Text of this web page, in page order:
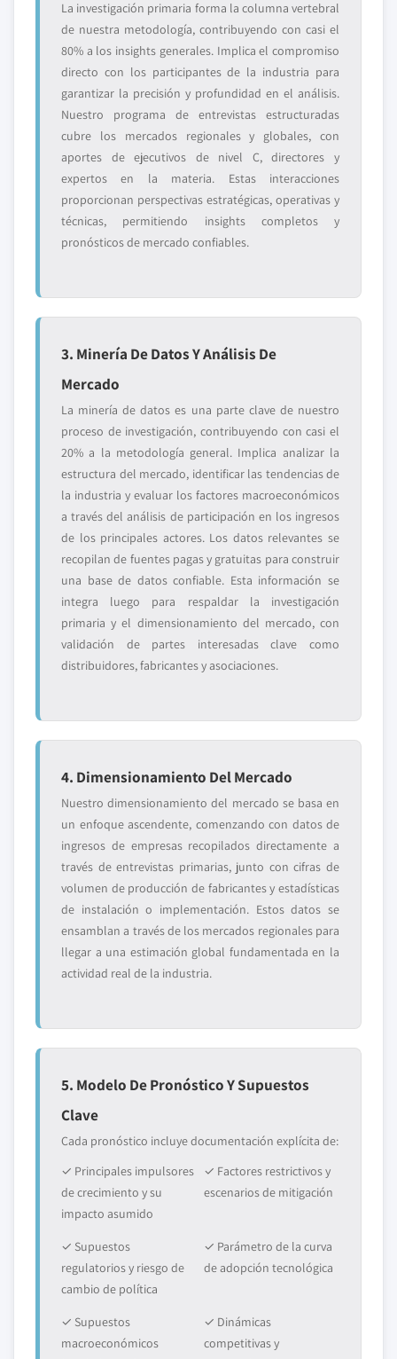
La investigación primaria forma la columna vertebral
de nuestra metodología, contribuyendo con casi el
80% a los insights generales. Implica el compromiso
directo con los participantes de la industria para
garantizar la precisión y profundidad en el análisis.
Nuestro programa de entrevistas estructuradas
cubre los mercados regionales y globales, con
aportes de ejecutivos de nivel C, directores y
expertos en la materia. Estas interacciones
proporcionan perspectivas estratégicas, operativas y
técnicas, permitiendo insights completos y
pronósticos de mercado confiables.
3. Minería De Datos Y Análisis De
Mercado
La minería de datos es una parte clave de nuestro
proceso de investigación, contribuyendo con casi el
20% a la metodología general. Implica analizar la
estructura del mercado, identificar las tendencias de
la industria y evaluar los factores macroeconómicos
a través del análisis de participación en los ingresos
de los principales actores. Los datos relevantes se
recopilan de fuentes pagas y gratuitas para construir
una base de datos confiable. Esta información se
integra luego para respaldar la investigación
primaria y el dimensionamiento del mercado, con
validación de partes interesadas clave como
distribuidores, fabricantes y asociaciones.
4. Dimensionamiento Del Mercado
Nuestro dimensionamiento del mercado se basa en
un enfoque ascendente, comenzando con datos de
ingresos de empresas recopilados directamente a
través de entrevistas primarias, junto con cifras de
volumen de producción de fabricantes y estadísticas
de instalación o implementación. Estos datos se
ensamblan a través de los mercados regionales para
llegar a una estimación global fundamentada en la
actividad real de la industria.
5. Modelo De Pronóstico Y Supuestos
Clave
Cada pronóstico incluye documentación explícita de:
✓ Principales impulsores
de crecimiento y su
impacto asumido
✓ Factores restrictivos y
escenarios de mitigación
✓ Supuestos
regulatorios y riesgo de
cambio de política
✓ Parámetro de la curva
de adopción tecnológica
✓ Supuestos
macroeconómicos
✓ Dinámicas
competitivas y